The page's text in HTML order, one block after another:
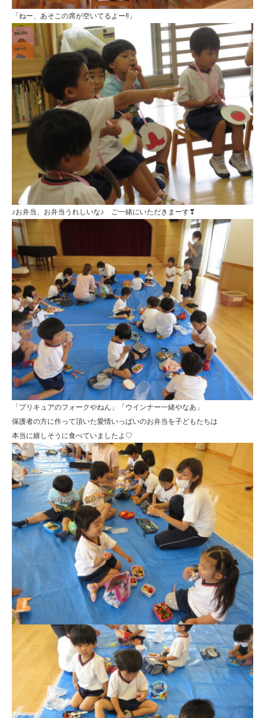
「ねー、あそこの席が空いてるよー‼」
♪お弁当、お弁当うれしいな♪ ご一緒にいただきまーす❣
「プリキュアのフォークやねん」「ウインナー一緒やなあ」
保護者の方に作って頂いた愛情いっぱいのお弁当を子どもたちは
本当に嬉しそうに食べていましたよ♡